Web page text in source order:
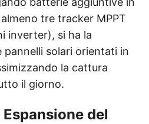
tre tracker MPPT
inverter), si ha la
pannelli solari orientati in
la cattura
il giorno.
del